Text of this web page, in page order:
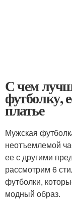
С чем
футболку,
платье
Мужская
неотъемлемой
ее с другими
рассмотрим 6
футболки,
модный образ.